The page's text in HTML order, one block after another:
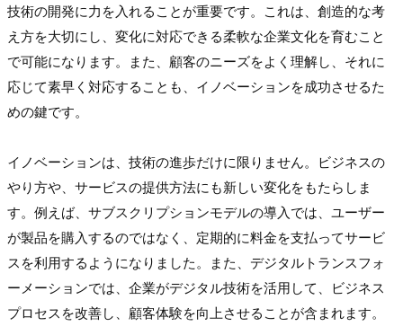
技術の開発に力を入れることが重要です。これは、創造的な考
え方を大切にし、変化に対応できる柔軟な企業文化を育むこと
で可能になります。また、顧客のニーズをよく理解し、それに
応じて素早く対応することも、イノベーションを成功させるた
めの鍵です。
イノベーションは、技術の進歩だけに限りません。ビジネスの
やり方や、サービスの提供方法にも新しい変化をもたらしま
す。例えば、サブスクリプションモデルの導入では、ユーザー
が製品を購入するのではなく、定期的に料金を支払ってサービ
スを利用するようになりました。また、デジタルトランスフォ
ーメーションでは、企業がデジタル技術を活用して、ビジネス
プロセスを改善し、顧客体験を向上させることが含まれます。